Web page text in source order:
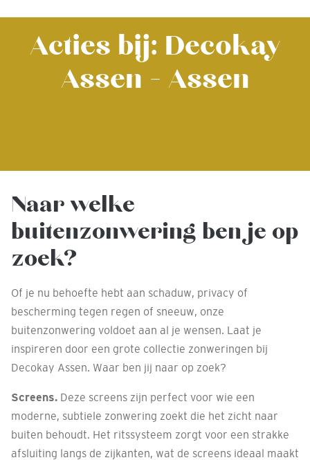
Acties bij: Decokay
Assen - Assen
Naar welke
buitenzonwering ben je op
zoek?
Of je nu behoefte hebt aan schaduw, privacy of
bescherming tegen regen of sneeuw, onze
buitenzonwering voldoet aan al je wensen. Laat je
inspireren door een grote collectie zonweringen bij
Decokay Assen. Waar ben jij naar op zoek?
Screens. Deze screens zijn perfect voor wie een
moderne, subtiele zonwering zoekt die het zicht naar
buiten behoudt. Het ritssysteem zorgt voor een strakke
afsluiting langs de zijkanten, wat de screens ideaal maakt